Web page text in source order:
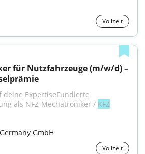
Vollzeit
für Nutzfahrzeuge (m/w/d) –
ExpertiseFundierte
als NFZ-Mechatroniker / KFZ-
GmbH
Vollzeit